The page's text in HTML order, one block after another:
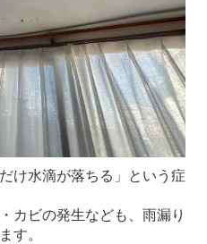
け水滴が落ちる」という症
カビの発生なども、雨漏り
す。